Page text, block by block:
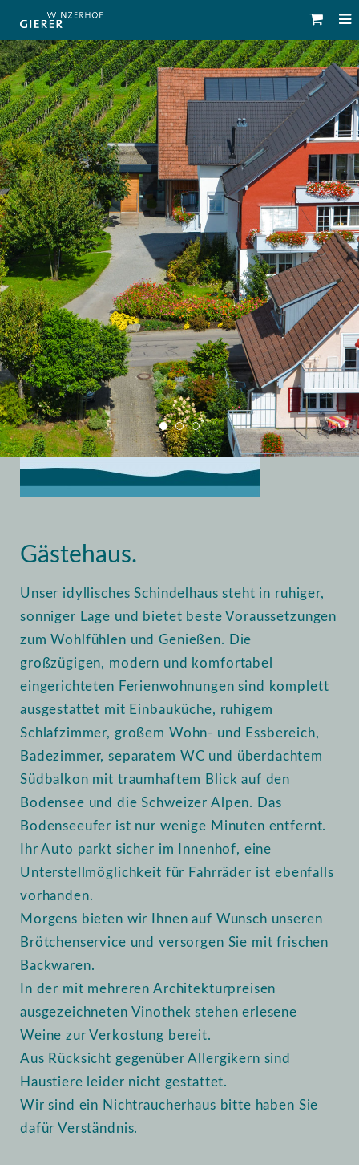
Gästehaus.
Unser idyllisches Schindelhaus steht in ruhiger,
sonniger Lage und bietet beste Voraussetzungen
zum Wohlfühlen und Genießen. Die
großzügigen, modern und komfortabel
eingerichteten Ferienwohnungen sind komplett
ausgestattet mit Einbauküche, ruhigem
Schlafzimmer, großem Wohn- und Essbereich,
Badezimmer, separatem WC und überdachtem
Südbalkon mit traumhaftem Blick auf den
Bodensee und die Schweizer Alpen. Das
Bodenseeufer ist nur wenige Minuten entfernt.
Ihr Auto parkt sicher im Innenhof, eine
Unterstellmöglichkeit für Fahrräder ist ebenfalls
vorhanden.
Morgens bieten wir Ihnen auf Wunsch unseren
Brötchenservice und versorgen Sie mit frischen
Backwaren.
In der mit mehreren Architekturpreisen
ausgezeichneten Vinothek stehen erlesene
Weine zur Verkostung bereit.
Aus Rücksicht gegenüber Allergikern sind
Haustiere leider nicht gestattet.
Wir sind ein Nichtraucherhaus bitte haben Sie
dafür Verständnis.